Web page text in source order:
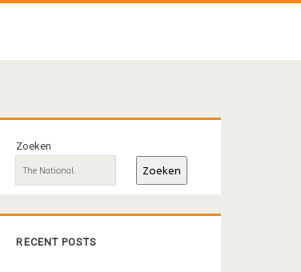
Primaire
sidebar
Zoeken
Zoeken
RECENT POSTS